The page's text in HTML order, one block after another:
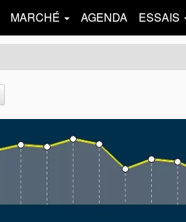
MARCHÉ AGENDA ESSAIS